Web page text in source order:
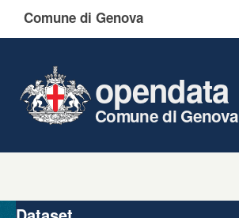
Comune di Genova
opendata
Comune di Genova
Organizzazioni